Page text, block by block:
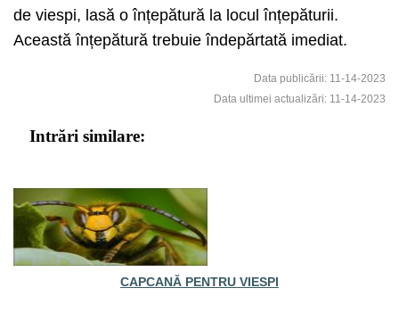
de viespi, lasă o înțepătură la locul înțepăturii.
Această înțepătură trebuie îndepărtată imediat.
Data publicării: 11-14-2023
Data ultimei actualizări: 11-14-2023
Intrări similare:
CAPCANĂ PENTRU VIESPI